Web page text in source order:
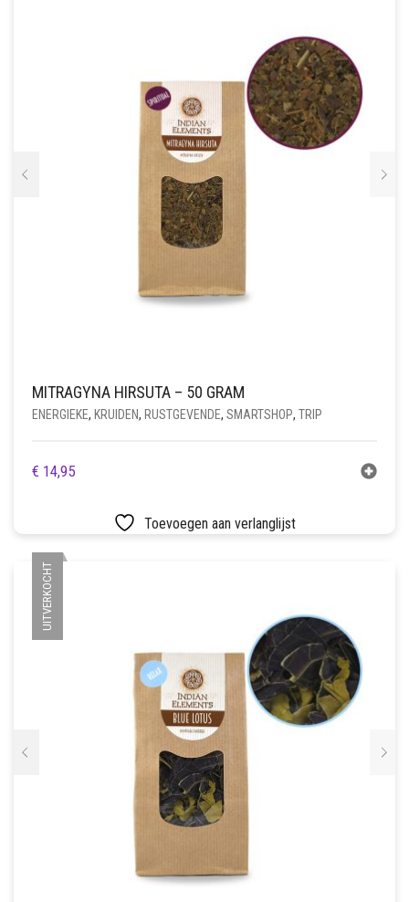
MITRAGYNA HIRSUTA – 50 GRAM
ENERGIEKE, KRUIDEN, RUSTGEVENDE, SMARTSHOP, TRIP
€ 14,95
Toevoegen aan verlanglijst
UITVERKOCHT